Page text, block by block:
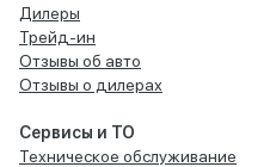
Дилеры
Трейд-ин
Отзывы об авто
Отзывы о дилерах
Сервисы и ТО
Техническое обслуживание